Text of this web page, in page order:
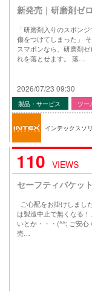
新発売｜研磨剤ゼ
「研磨剤入りのスポン
傷をつけてしまった」
スマポンなら、研磨剤
れを落とせます。 落…
2026/07/23 09:30
製品・サービス ツー
インテックスソ
110 VIEWS
セーフティバケッ
ご心配をお掛けしまし
は製造中止で無くなる
いとか・・・(^^; ご安
売…